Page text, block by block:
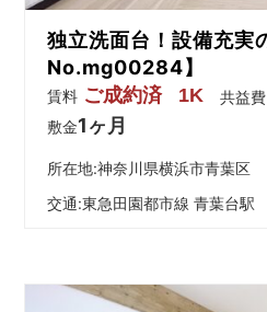
独立洗面台！設備充実
No.mg00284】
賃料 ご成約済 1K 共益
敷金1ヶ月
所在地:神奈川県横浜市青葉区
交通:東急田園都市線 青葉台駅